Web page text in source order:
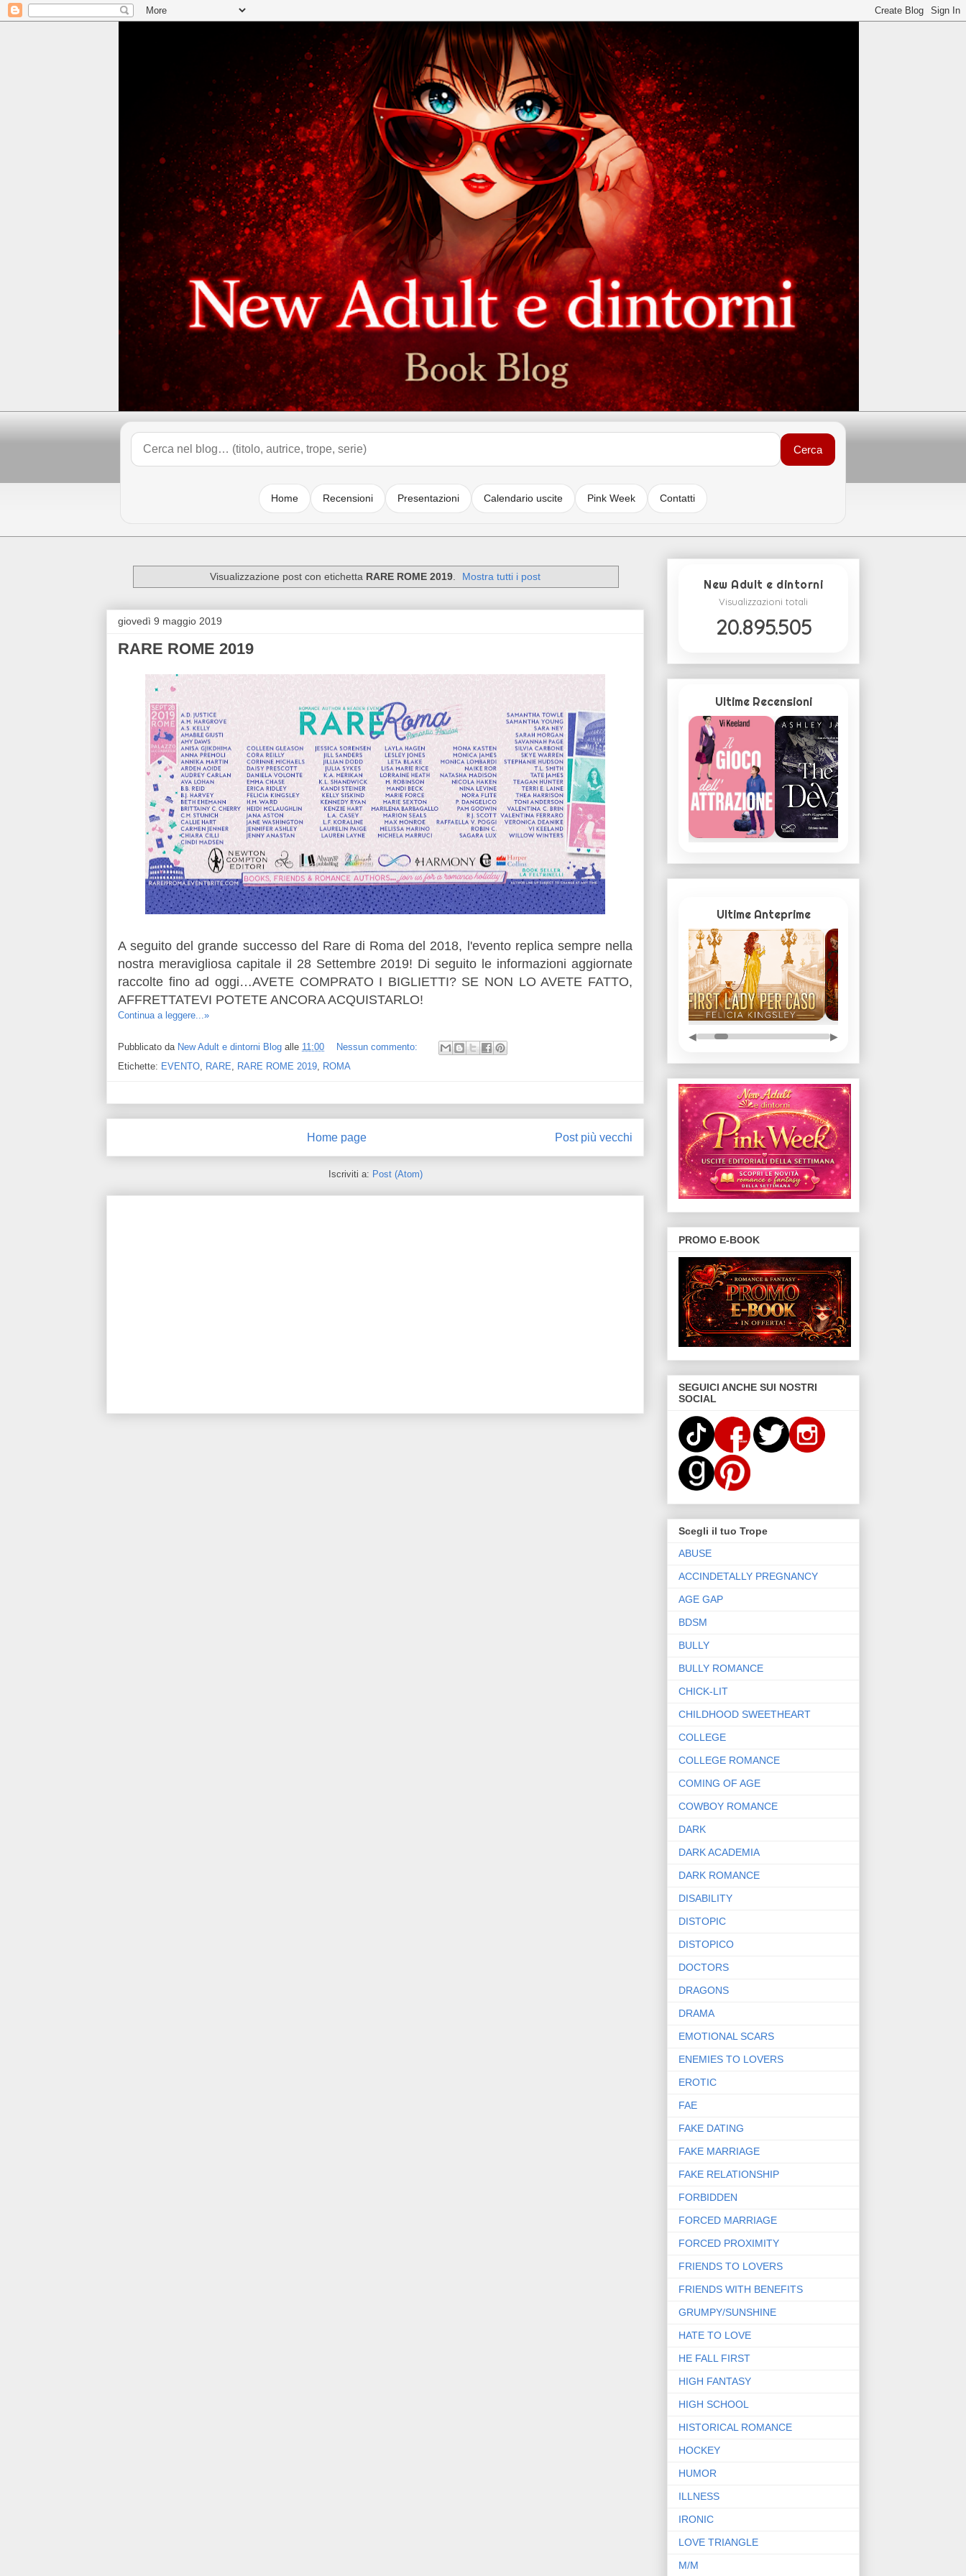
Cerca
Home Recensioni Presentazioni Calendario uscite Pink Week Contatti
Visualizzazione post con etichetta RARE ROME 2019. Mostra tutti i post
giovedì 9 maggio 2019
RARE ROME 2019
A seguito del grande successo del Rare di Roma del 2018, l'evento replica sempre nella
nostra meravigliosa capitale il 28 Settembre 2019! Di seguito le informazioni aggiornate
raccolte fino ad oggi…AVETE COMPRATO I BIGLIETTI? SE NON LO AVETE FATTO,
AFFRETTATEVI POTETE ANCORA ACQUISTARLO!
Continua a leggere...»
Pubblicato da New Adult e dintorni Blog alle 11:00
Nessun commento:
Etichette: EVENTO RARE RARE ROME 2019 ROMA
Post più vecchi
Home page
Iscriviti a: Post (Atom)
New Adult e dintorni
Visualizzazioni totali
20.895.505
Ultime Recensioni
Ultime Anteprime
◀ ▶
PROMO E-BOOK
SEGUICI ANCHE SUI NOSTRI
SOCIAL
Scegli il tuo Trope
ABUSE
ACCINDETALLY PREGNANCY
AGE GAP
BDSM
BULLY
BULLY ROMANCE
CHICK-LIT
CHILDHOOD SWEETHEART
COLLEGE
COLLEGE ROMANCE
COMING OF AGE
COWBOY ROMANCE
DARK
DARK ACADEMIA
DARK ROMANCE
DISABILITY
DISTOPIC
DISTOPICO
DOCTORS
DRAGONS
DRAMA
EMOTIONAL SCARS
ENEMIES TO LOVERS
EROTIC
FAE
FAKE DATING
FAKE MARRIAGE
FAKE RELATIONSHIP
FORBIDDEN
FORCED MARRIAGE
FORCED PROXIMITY
FRIENDS TO LOVERS
FRIENDS WITH BENEFITS
GRUMPY/SUNSHINE
HATE TO LOVE
HE FALL FIRST
HIGH FANTASY
HIGH SCHOOL
HISTORICAL ROMANCE
HOCKEY
HUMOR
ILLNESS
IRONIC
LOVE TRIANGLE
M/M